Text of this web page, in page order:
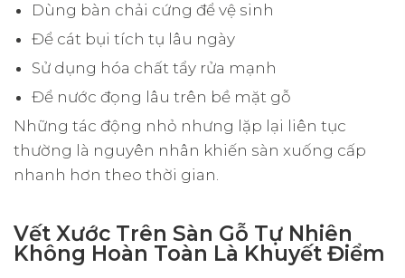
Dùng bàn chải cứng để vệ sinh
Để cát bụi tích tụ lâu ngày
Sử dụng hóa chất tẩy rửa mạnh
Để nước đọng lâu trên bề mặt gỗ
Những tác động nhỏ nhưng lặp lại liên tục
thường là nguyên nhân khiến sàn xuống cấp
nhanh hơn theo thời gian.
Vết Xước Trên Sàn Gỗ Tự Nhiên
Không Hoàn Toàn Là Khuyết Điểm